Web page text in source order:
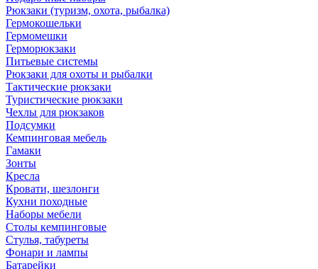
Рюкзаки (туризм, охота, рыбалка)
Гермокошельки
Гермомешки
Герморюкзаки
Питьевые системы
Рюкзаки для охоты и рыбалки
Тактические рюкзаки
Туристические рюкзаки
Чехлы для рюкзаков
Подсумки
Кемпинговая мебель
Гамаки
Зонты
Кресла
Кровати, шезлонги
Кухни походные
Наборы мебели
Столы кемпинговые
Стулья, табуреты
Фонари и лампы
Батарейки